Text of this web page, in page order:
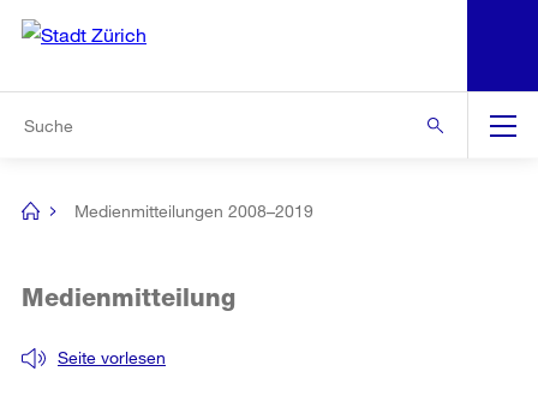
Navigation
[no
Medienmitteilungen 2008–2019
Seite vorlesen
Medienmitteilung